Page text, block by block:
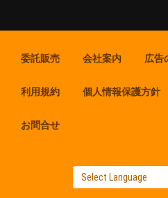
委託販売 会社案内 広告
利用規約 個人情報保護方針
お問合せ